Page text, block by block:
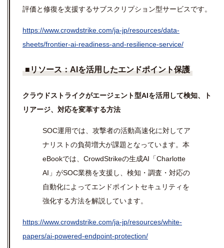
評価と修復を支援するサブスクリプション型サービスです。
https://www.crowdstrike.com/ja-jp/resources/data-
sheets/frontier-ai-readiness-and-resilience-service/
■リソース：AIを活用したエンドポイント保護
クラウドストライクがエージェント型AIを活用して検知、ト
リアージ、対応を変革する方法
SOC運用では、攻撃者の活動高速化に対してア
ナリストの負荷増大が課題となっています。本
eBookでは、CrowdStrikeの生成AI「Charlotte
AI」がSOC業務を支援し、検知・調査・対応の
自動化によってエンドポイントセキュリティを
強化する方法を解説しています。
https://www.crowdstrike.com/ja-jp/resources/white-
papers/ai-powered-endpoint-protection/